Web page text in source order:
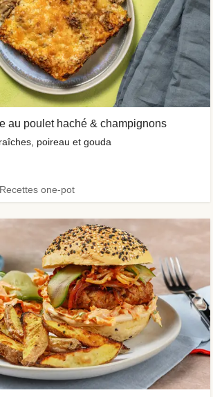
au poulet haché & champignons
poireau et gouda
one-pot